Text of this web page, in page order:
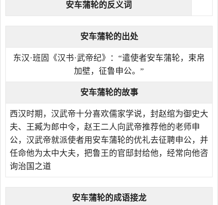
安车蒲轮的反义词
安车蒲轮的出处
东汉·班固《汉书·武帝纪》：“遣使者安车蒲轮，束帛
加壁，征鲁申公。”
安车蒲轮的故事
西汉时期，汉武帝十分喜欢儒家学说，封赵绾为御史大
夫、王臧为郎中令，赵王二人向武帝推荐他的老师申
公，汉武帝就派使者用安车蒲轮的优礼去征聘申公，并
任命他为太中大夫，把鲁王的官邸封给他，经常向他咨
询治国之道
安车蒲轮的成语接龙